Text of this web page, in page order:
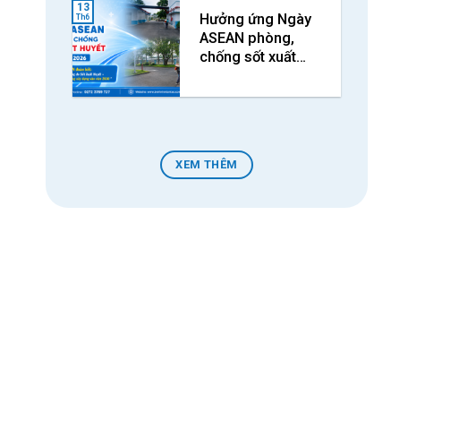
Hưởng ứng Ngày
ASEAN phòng,
chống sốt xuất
13
Th6
XEM THÊM